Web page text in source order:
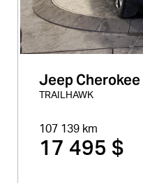
Jeep
TRAILHAWK
107 139 km
17 495 $